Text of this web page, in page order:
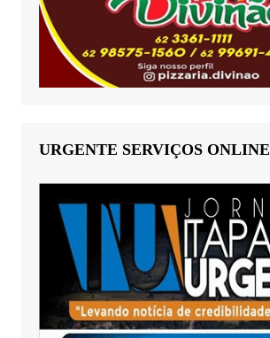
URGENTE SERVIÇOS ONLINE